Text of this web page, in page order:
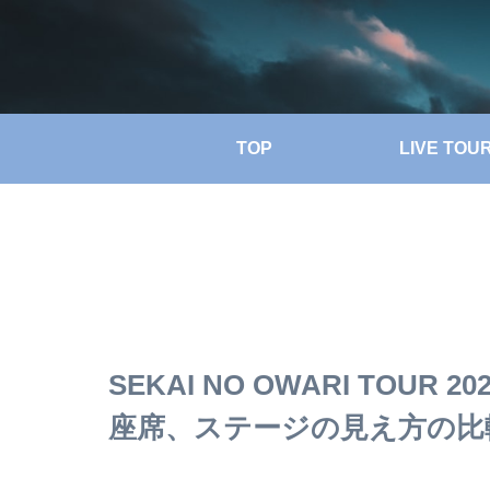
TOP LIVE
SEKAI NO OWARI TOUR
座席、ステージの見え方の